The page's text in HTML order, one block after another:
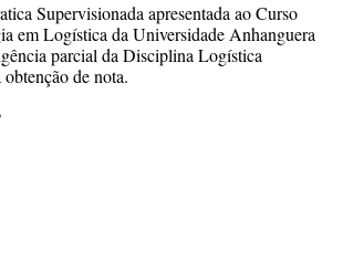
Supervisionada apresentada ao Curso
em Logística da Universidade Anhanguera
parcial da Disciplina Logística
de nota.